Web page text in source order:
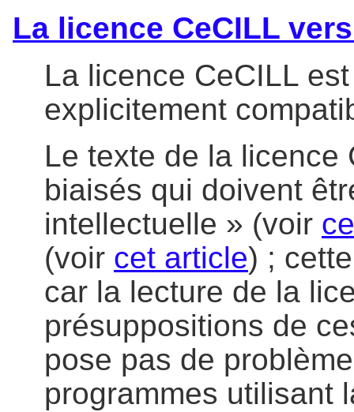
La licence CeCILL
La licence CeCILL
explicitement
Le texte de la licence
biaisés qui doivent
intellectuelle » (voir
(voir cet article) ;
car la lecture de la
présuppositions de
pose pas de
programmes utilisant